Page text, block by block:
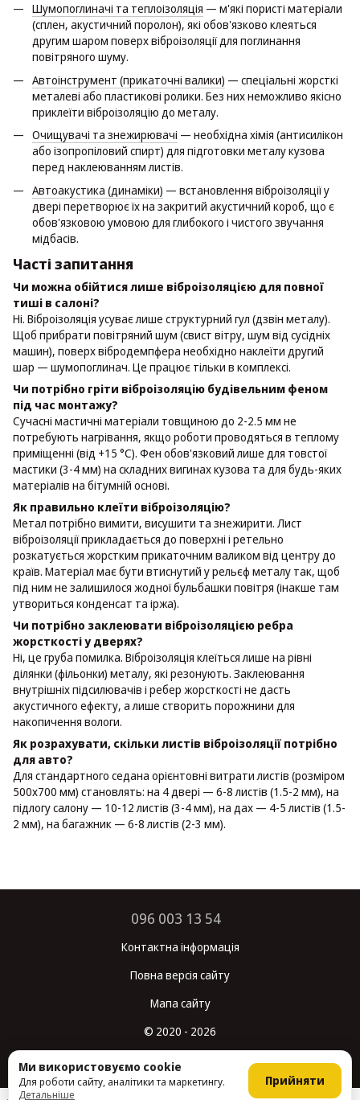
Шумопоглиначі та теплоізоляція — м'які пористі матеріали
(сплен, акустичний поролон), які обов'язково клеяться
другим шаром поверх віброізоляції для поглинання
повітряного шуму.
Автоінструмент (прикаточні валики) — спеціальні жорсткі
металеві або пластикові ролики. Без них неможливо якісно
приклеїти віброізоляцію до металу.
Очищувачі та знежирювачі — необхідна хімія (антисилікон
або ізопропіловий спирт) для підготовки металу кузова
перед наклеюванням листів.
Автоакустика (динаміки) — встановлення віброізоляції у
двері перетворює їх на закритий акустичний короб, що є
обов'язковою умовою для глибокого і чистого звучання
мідбасів.
Часті запитання
Чи можна обійтися лише віброізоляцією для повної
тиші в салоні?
Ні. Віброізоляція усуває лише структурний гул (дзвін металу).
Щоб прибрати повітряний шум (свист вітру, шум від сусідніх
машин), поверх вібродемпфера необхідно наклеїти другий
шар — шумопоглинач. Це працює тільки в комплексі.
Чи потрібно гріти віброізоляцію будівельним феном
під час монтажу?
Сучасні мастичні матеріали товщиною до 2-2.5 мм не
потребують нагрівання, якщо роботи проводяться в теплому
приміщенні (від +15 °C). Фен обов'язковий лише для товстої
мастики (3-4 мм) на складних вигинах кузова та для будь-яких
матеріалів на бітумній основі.
Як правильно клеїти віброізоляцію?
Метал потрібно вимити, висушити та знежирити. Лист
віброізоляції прикладається до поверхні і ретельно
розкатується жорстким прикаточним валиком від центру до
країв. Матеріал має бути втиснутий у рельєф металу так, щоб
під ним не залишилося жодної бульбашки повітря (інакше там
утвориться конденсат та іржа).
Чи потрібно заклеювати віброізоляцією ребра
жорсткості у дверях?
Ні, це груба помилка. Віброізоляція клеїться лише на рівні
ділянки (фільонки) металу, які резонують. Заклеювання
внутрішніх підсилювачів і ребер жорсткості не дасть
акустичного ефекту, а лише створить порожнини для
накопичення вологи.
Як розрахувати, скільки листів віброізоляції потрібно
для авто?
Для стандартного седана орієнтовні витрати листів (розміром
500х700 мм) становлять: на 4 двері — 6-8 листів (1.5-2 мм), на
підлогу салону — 10-12 листів (3-4 мм), на дах — 4-5 листів (1.5-
2 мм), на багажник — 6-8 листів (2-3 мм).
096 003 13 54
Контактна інформація
Повна версія сайту
Мапа сайту
© 2020 - 2026
Ми використовуємо cookie
Для роботи сайту, аналітики та маркетингу.
Детальніше
Прийняти